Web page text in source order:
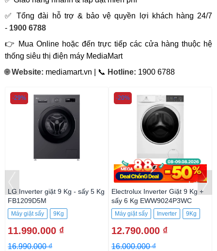
✅ Tổng đài hỗ trợ & bảo vệ quyền lợi khách hàng 24/7
- 1900 6788
👉 Mua Online hoặc đến trực tiếp các cửa hàng thuộc hệ
thống siêu thị điện máy MediaMart
🌐Website: mediamart.vn | 📞 Hotline: 1900 6788
LG Inverter giặt 9 Kg - sấy 5 Kg
FB1209D5M
Máy giặt sấy 9Kg
11.990.000 ₫
16.990.000 ₫
-29%
Electrolux Inverter Giặt 9 Kg +
sấy 6 Kg EWW9024P3WC
Máy giặt sấy Inverter 9Kg
12.790.000 ₫
16.000.000 ₫
-20%